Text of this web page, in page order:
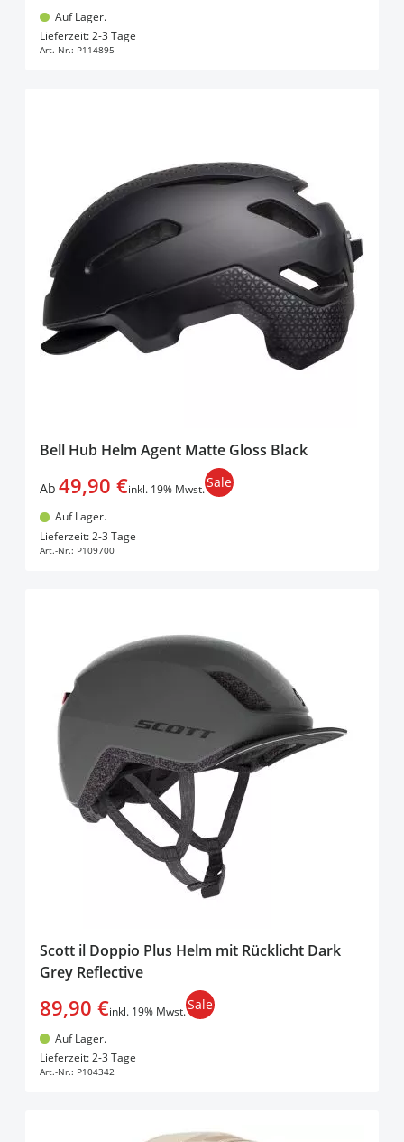
Auf Lager.
Lieferzeit: 2-3 Tage
Art.-Nr.: P114895
Bell Hub Helm Agent Matte Gloss Black
Ab 49,90 €inkl. 19% Mwst.Sale
Auf Lager.
Lieferzeit: 2-3 Tage
Art.-Nr.: P109700
Scott il Doppio Plus Helm mit Rücklicht Dark
Grey Reflective
89,90 €inkl. 19% Mwst.Sale
Auf Lager.
Lieferzeit: 2-3 Tage
Art.-Nr.: P104342